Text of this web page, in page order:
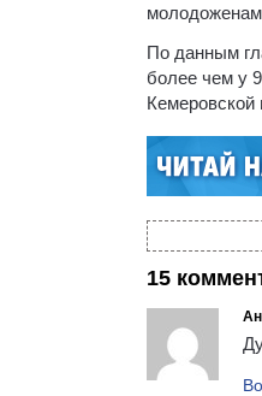
По данным
более чем у
Кемеровской
15